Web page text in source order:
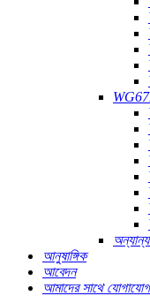
আনুষাঙ্গিক
আবেদন
আমাদের সাথে